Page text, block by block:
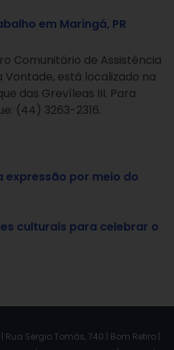
em Maringá, PR
Comunitário de Assistência
Vontade, está localizado na
das Grevíleas III. Para
(44) 3263-2316.
expressão por meio do
culturais para celebrar o
| Rua Sérgio Tomás, 740 | Bom Retiro |